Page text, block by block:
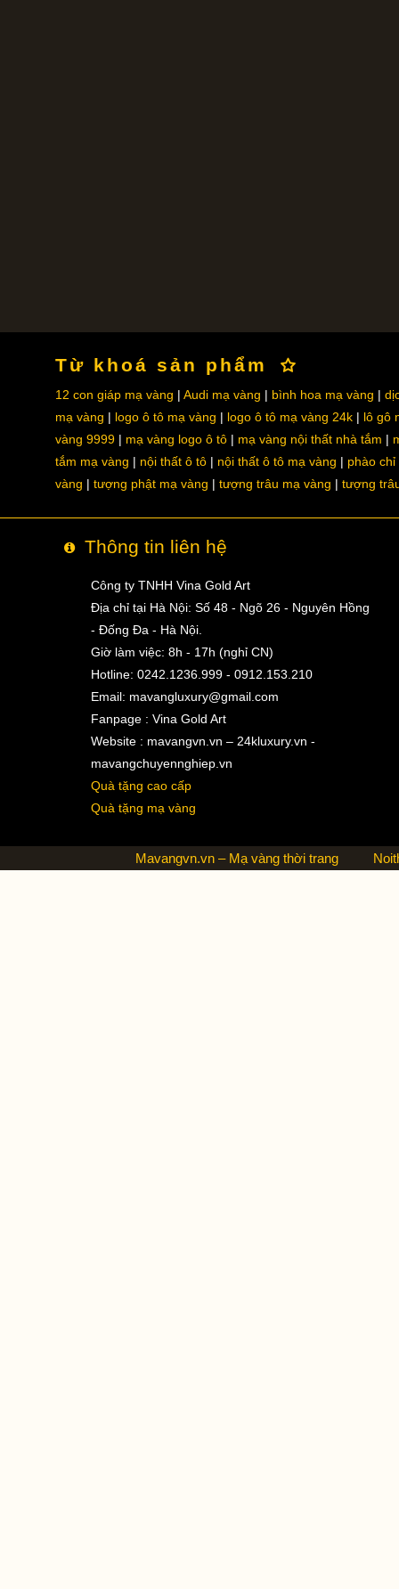
Từ khoá sản phẩm
12 con giáp mạ vàng Audi mạ vàng bình hoa mạ vàng
mạ vàng
logo ô tô mạ vàng logo ô tô mạ vàng 24k
lô gô
vàng 9999
mạ vàng logo ô tô mạ vàng nội thất nhà tắm
tắm mạ vàng
nội thất ô tô nội thất ô tô mạ vàng
phào chỉ
vàng
tượng phật mạ vàng tượng trâu mạ vàng tượng
Thông tin liên hệ
Công ty TNHH Vina Gold Art
Địa chỉ tại Hà Nội: Số 48 - Ngõ 26 - Nguyên Hồng
- Đống Đa - Hà Nội.
Giờ làm việc: 8h - 17h (nghỉ CN)
Hotline: 0242.1236.999 - 0912.153.210
Email: mavangluxury@gmail.com
Fanpage : Vina Gold Art
Website : mavangvn.vn – 24kluxury.vn -
mavangchuyennghiep.vn
Quà tặng cao cấp
Quà tặng mạ vàng
Mavangvn.vn – Mạ vàng thời trang